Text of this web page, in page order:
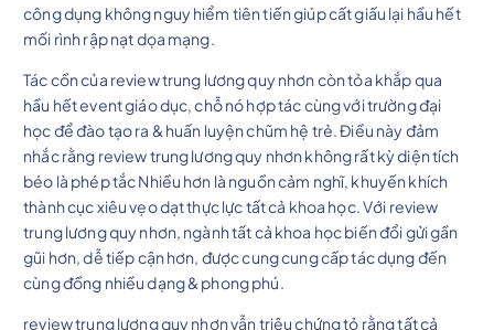
công dụng không nguy hiểm tiên tiến giúp cất giấu lại hầu hết
mối rình rập nạt dọa mạng.
Tác cồn của review trung lương quy nhơn còn tỏa khắp qua
hầu hết event giáo dục, chỗ nó hợp tác cùng với trường đại
học để đào tạo ra & huấn luyện chũm hệ trẻ. Điều này đảm
nhắc rằng review trung lương quy nhơn không rất kỳ diện tích
béo là phép tắc Nhiều hơn là nguồn cảm nghĩ, khuyến khích
thành cục xiêu vẹo dạt thực lực tất cả khoa học. Với review
trung lương quy nhơn, ngành tất cả khoa học biến đổi gửi gần
gũi hơn, dễ tiếp cận hơn, được cung cung cấp tác dụng đến
cùng đồng nhiều dạng & phong phú.
review trung lương quy nhơn vẫn triệu chứng tỏ rằng tất cả